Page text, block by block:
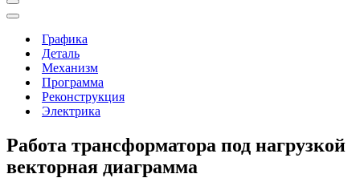
Меню
навигации
Меню
навигацииГрафика
Деталь
Механизм
Программа
Реконструкция
Электрика
Работа трансформатора под нагрузкой
векторная диаграмма